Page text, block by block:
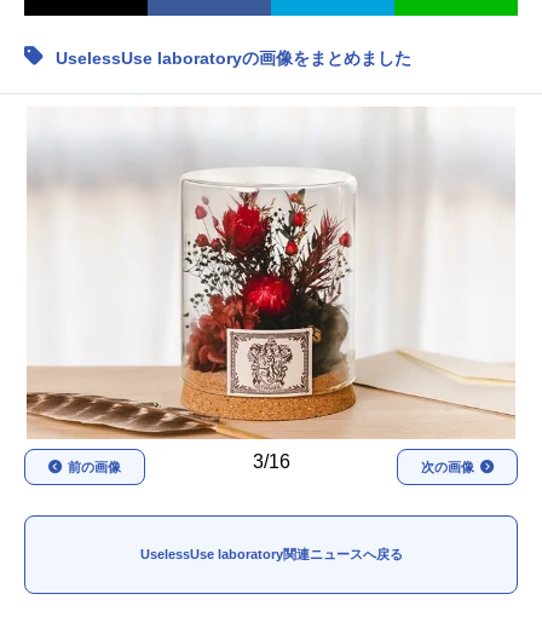
声優記事一覧
実写化映画一覧
夏アニメ
秋アニメ 冬アニメ
男性声優/女性声優一覧
UselessUse laboratoryの画像をまとめました
3/16
前の画像 次の画像
UselessUse laboratory関連ニュースへ戻る